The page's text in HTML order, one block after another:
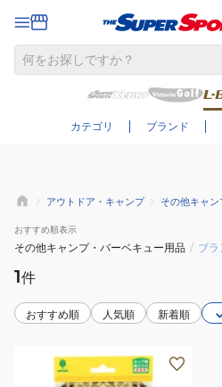
カテゴリ ブランドさらに絞
アウトドア・キャンプ その他キャ
おすすめ順表示
その他キャンプ・バーベキュー用品 / ブラ
1件
おすすめ順 人気順 新着順